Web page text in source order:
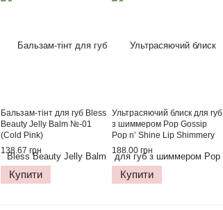
Бальзам-тінт для губ Bless
Beauty Jelly Balm №-01
(Cold Pink)
138.67 грн
Купити
Ультрасяючий блиск для губ
з шиммером Pop Gossip
Pop n’ Shine Lip Shimmery
Gloss - №01 (Frosty Bae)
188.00 грн
Купити